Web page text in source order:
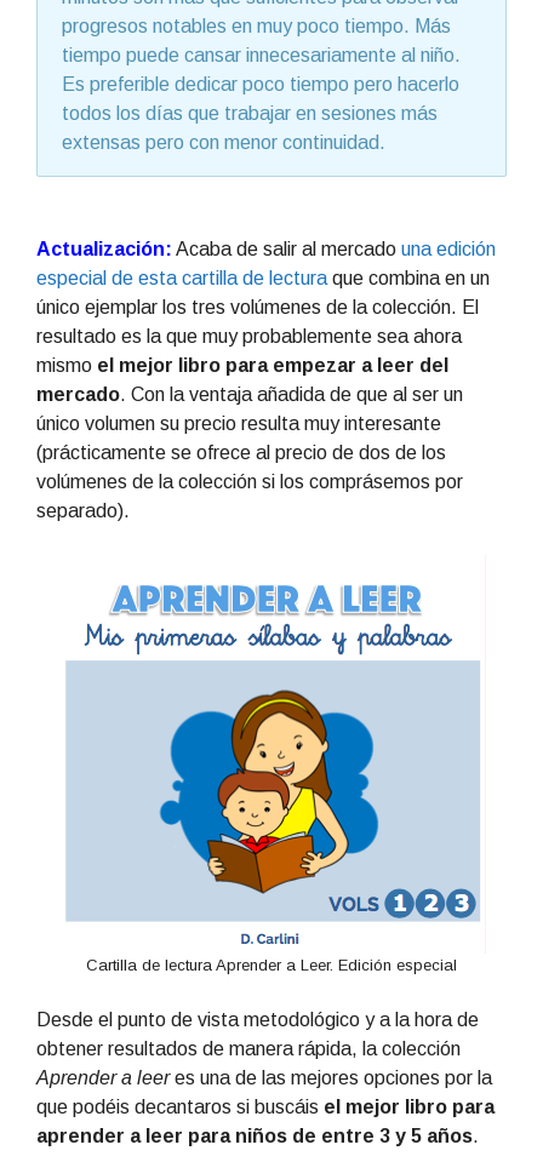
progresos notables en muy poco tiempo. Más
tiempo puede cansar innecesariamente al niño.
Es preferible dedicar poco tiempo pero hacerlo
todos los días que trabajar en sesiones más
extensas pero con menor continuidad.
Actualización: Acaba de salir al mercado una edición
especial de esta cartilla de lectura que combina en un
único ejemplar los tres volúmenes de la colección. El
resultado es la que muy probablemente sea ahora
mismo el mejor libro para empezar a leer del
mercado. Con la ventaja añadida de que al ser un
único volumen su precio resulta muy interesante
(prácticamente se ofrece al precio de dos de los
volúmenes de la colección si los comprásemos por
separado).
Cartilla de lectura Aprender a Leer. Edición especial
Desde el punto de vista metodológico y a la hora de
obtener resultados de manera rápida, la colección
Aprender a leeres una de las mejores opciones por la
que podéis decantaros si buscáis el mejor libro para
aprender a leer para niños de entre 3 y 5 años.